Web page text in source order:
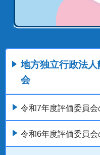
地方独立行政法
会
令和7年度評価委員
令和6年度評価委員